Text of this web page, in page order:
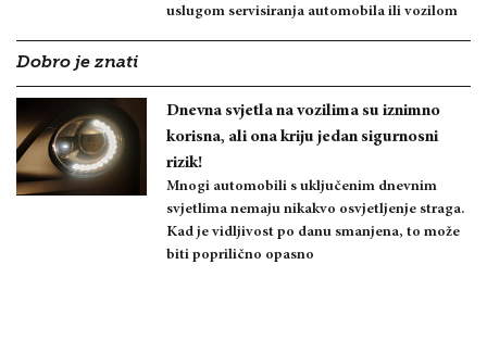
uslugom servisiranja automobila ili vozilom
Dobro je znati
Dnevna svjetla na vozilima su iznimno
korisna, ali ona kriju jedan sigurnosni
rizik!
Mnogi automobili s uključenim dnevnim
svjetlima nemaju nikakvo osvjetljenje straga.
Kad je vidljivost po danu smanjena, to može
biti poprilično opasno